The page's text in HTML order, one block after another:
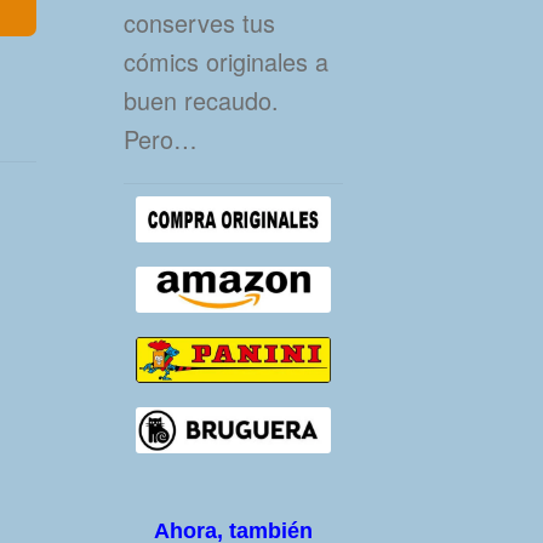
conserves tus
cómics originales a
buen recaudo.
Pero…
Ahora, también